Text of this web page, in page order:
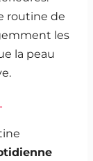
routine de
les
la peau